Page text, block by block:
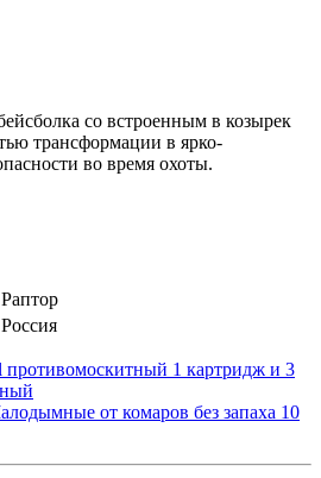
со встроенным в козырек
трансформации в ярко-
во время охоты.
Раптор
Россия
противомоскитный 1 картридж и 3
от комаров без запаха 10